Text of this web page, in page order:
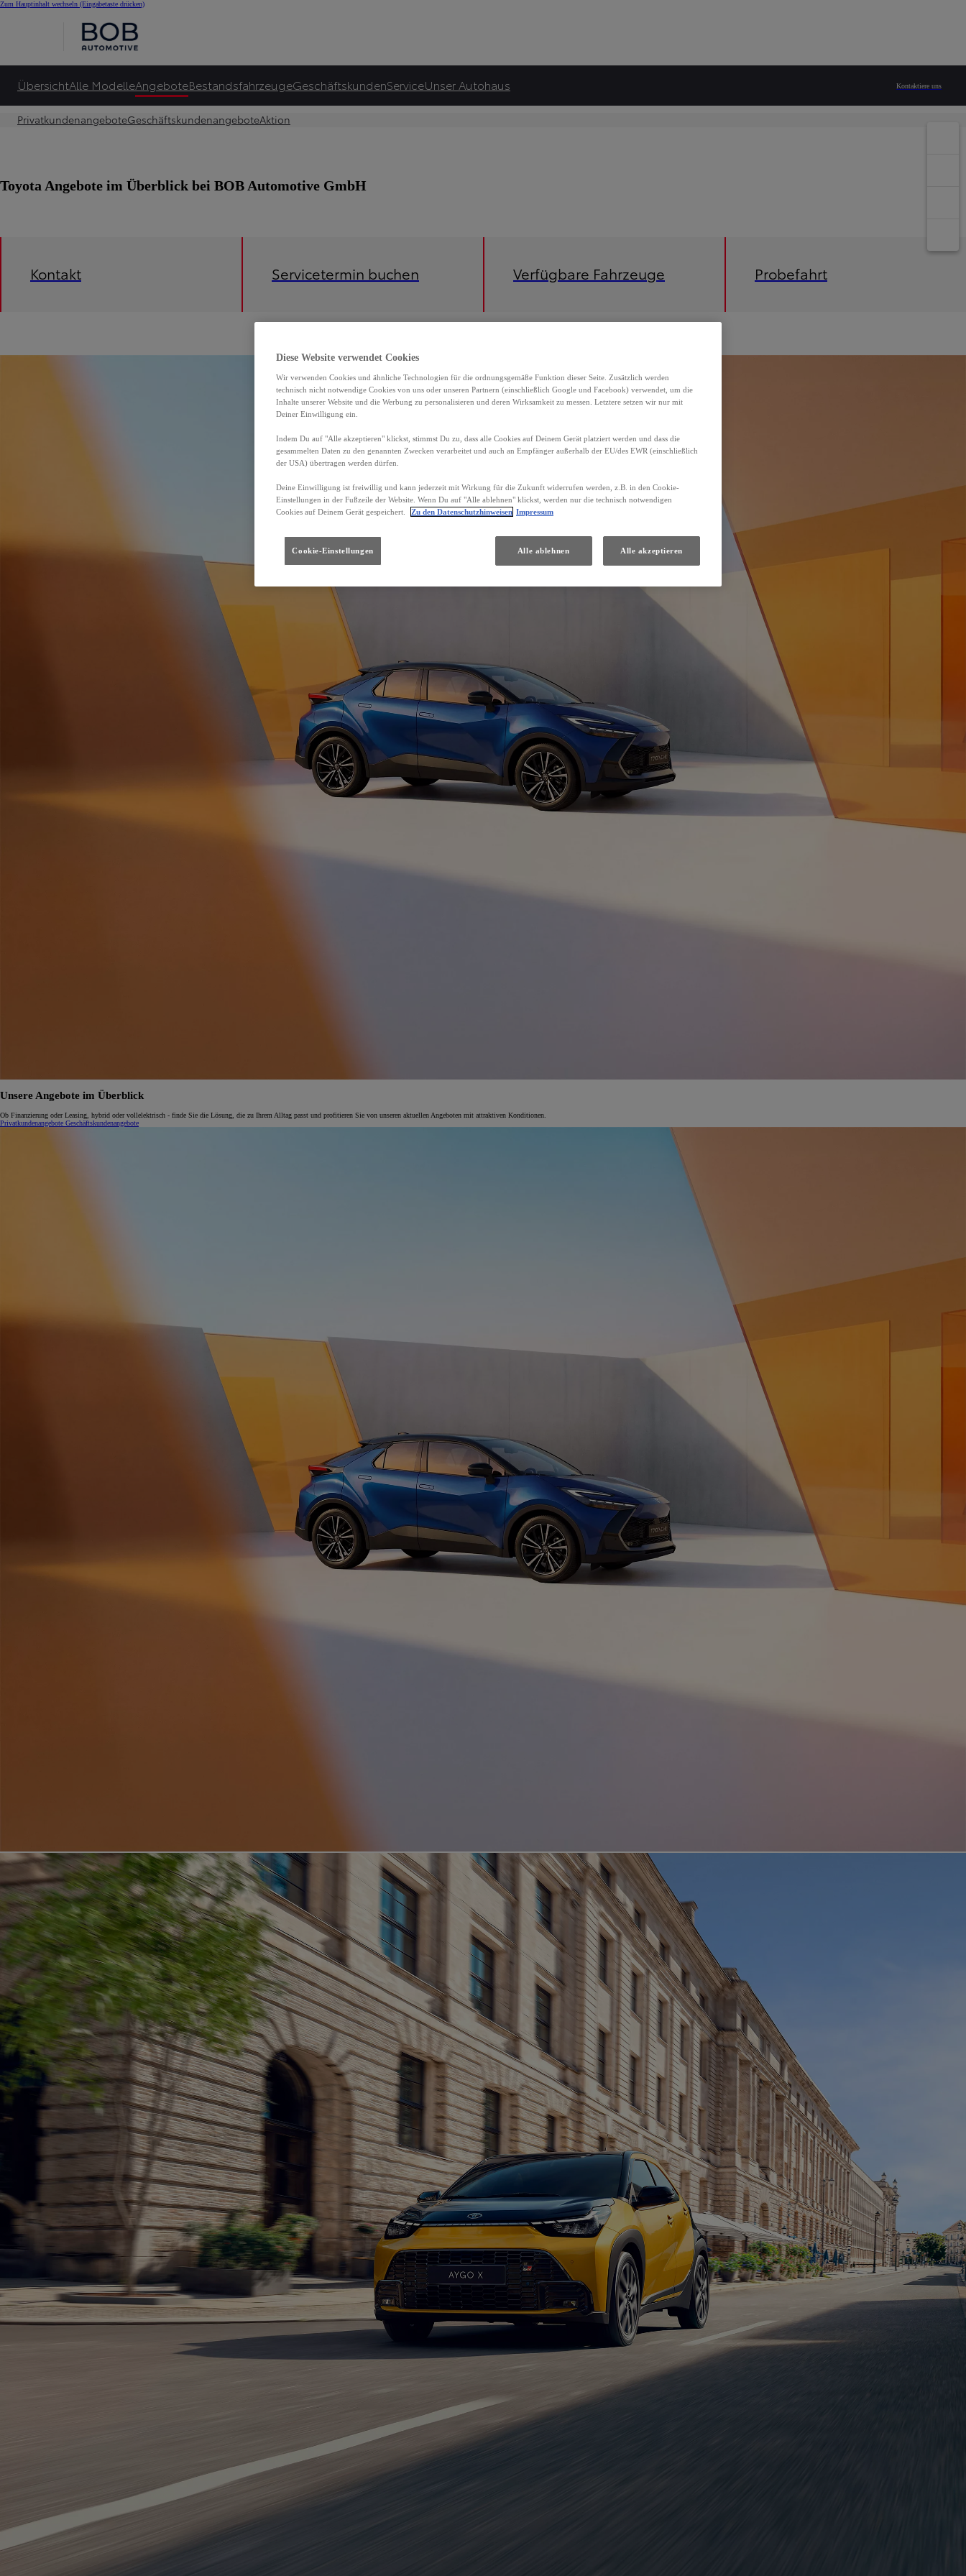
Zum Hauptinhalt wechseln (Eingabetaste drücken)
ÜbersichtAlle ModelleAngeboteBestandsfahrzeugeGeschäftskundenServiceUnser Autohaus Kontaktiere uns
PrivatkundenangeboteGeschäftskundenangeboteAktion
Toyota Angebote im Überblick bei BOB Automotive GmbH
Kontakt Servicetermin buchen Verfügbare Fahrzeuge Probefahrt
Unsere Angebote im Überblick
Ob Finanzierung oder Leasing, hybrid oder vollelektrisch - finde Sie die Lösung, die zu Ihrem Alltag passt und profitieren Sie von unseren aktuellen Angeboten mit attraktiven Konditionen.
Privatkundenangebote Geschäftskundenangebote
Diese Website verwendet Cookies
Wir verwenden Cookies und ähnliche Technologien für die ordnungsgemäße Funktion dieser Seite. Zusätzlich werden
technisch nicht notwendige Cookies von uns oder unseren Partnern (einschließlich Google und Facebook) verwendet, um die
Inhalte unserer Website und die Werbung zu personalisieren und deren Wirksamkeit zu messen. Letztere setzen wir nur mit
Deiner Einwilligung ein.
Indem Du auf "Alle akzeptieren" klickst, stimmst Du zu, dass alle Cookies auf Deinem Gerät platziert werden und dass die
gesammelten Daten zu den genannten Zwecken verarbeitet und auch an Empfänger außerhalb der EU/des EWR (einschließlich
der USA) übertragen werden dürfen.
Deine Einwilligung ist freiwillig und kann jederzeit mit Wirkung für die Zukunft widerrufen werden, z.B. in den Cookie-
Einstellungen in der Fußzeile der Website. Wenn Du auf "Alle ablehnen" klickst, werden nur die technisch notwendigen
Cookies auf Deinem Gerät gespeichert.
Zu den Datenschutzhinweisen Impressum
Cookie-Einstellungen Alle ablehnen Alle akzeptieren